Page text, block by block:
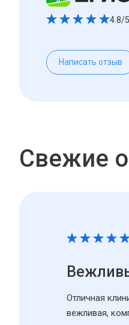
4.8/5
Написать отзыв
Свежие
Отличная
вежливая,